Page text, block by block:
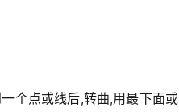
个点或线后,转曲,用最下面或